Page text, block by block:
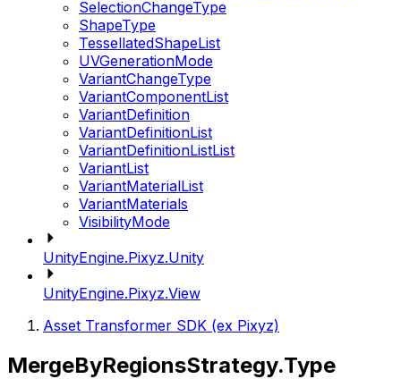
SelectionChangeType
ShapeType
TessellatedShapeList
UVGenerationMode
VariantChangeType
VariantComponentList
VariantDefinition
VariantDefinitionList
VariantDefinitionListList
VariantList
VariantMaterialList
VariantMaterials
VisibilityMode
UnityEngine.Pixyz.Unity
UnityEngine.Pixyz.View
Asset Transformer SDK (ex Pixyz)
MergeByRegionsStrategy.Type